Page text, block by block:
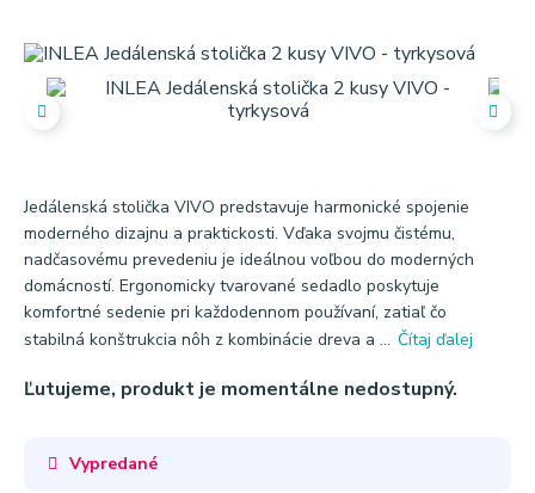
Jedálenská stolička VIVO predstavuje harmonické spojenie
moderného dizajnu a praktickosti. Vďaka svojmu čistému,
nadčasovému prevedeniu je ideálnou voľbou do moderných
domácností. Ergonomicky tvarované sedadlo poskytuje
komfortné sedenie pri každodennom používaní, zatiaľ čo
stabilná konštrukcia nôh z kombinácie dreva a ... Čítaj ďalej
Ľutujeme, produkt je momentálne nedostupný.
Vypredané